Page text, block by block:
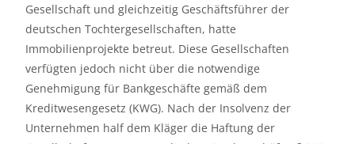
Gesellschaft und gleichzeitig Geschäftsführer der
deutschen Tochtergesellschaften, hatte
Immobilienprojekte betreut. Diese Gesellschaften
verfügten jedoch nicht über die notwendige
Genehmigung für Bankgeschäfte gemäß dem
Kreditwesengesetz (KWG). Nach der Insolvenz der
Unternehmen half dem Kläger die Haftung der